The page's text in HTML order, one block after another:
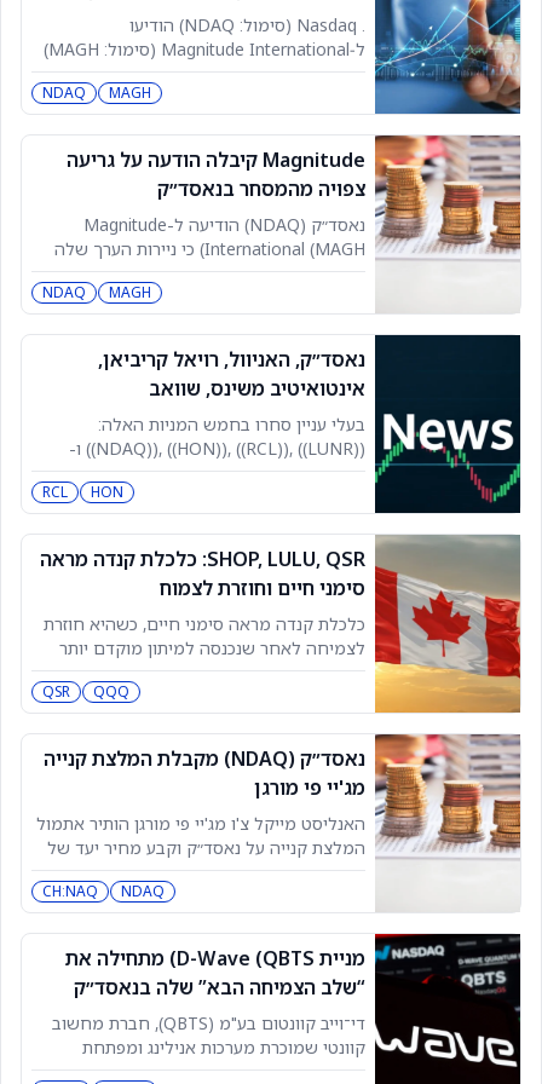
הפיננסית, גם
. Nasdaq (סימול: NDAQ) הודיעו
ל‑Magnitude International (סימול: MAGH)
שניירות הערך שלה יימחקו ממסחר ב‑Nasdaq
ב‑12 באוגוסט, אלא אם החברה תערער בפני
ועדת השימועים של רישום ניירות ערך (Listing
MAGH
NDAQ
Magnitude קיבלה הודעה על גריעה
צפויה מהמסחר בנאסד״ק
נאסד״ק (NDAQ) הודיעה ל-Magnitude
International (MAGH) כי ניירות הערך שלה
ייגרעו מהמסחר בנאסד״ק ב-12 באוגוסט, אלא
אם החברה תערער בפני פאנל השימועים של
כשירות הרישום. ניירות הערך יישארו בהשעיית
מסחר, ולא יהיו זמינים למסחר, עד להכרעה
בכל ערעור שיוגש. לאחר ההסרה מנאסד״ק,
ייתכן שניירות הערך יהיו זכאים למסחר בשוק
שמעבר
MAGH
NDAQ
נאסד״ק, האניוול, רויאל קריביאן,
אינטואיטיב משינס, שוואב
בעלי עניין סחרו בחמש המניות האלה:
((NDAQ)), ((HON)), ((RCL)), ((LUNR)) ו-
((SCHW)). הנה פירוט של העסקאות האחרונות
שלהם והשווי שלהן. נשיא פלטפורמות גישה
לשוק ההון Pc Nelson Griggs ביצע שתי
מכירות בולטות של מניית נאסד״ק. תחילה הוא
מכר 11,010 מניות בשווי של 1,060,813 דולר.
לאחר מכן הוא ביצע מכירה גדולה יותר
HON
RCL
SHOP, LULU, QSR: כלכלת קנדה מראה
סימני חיים וחוזרת לצמוח
כלכלת קנדה מראה סימני חיים, כשהיא חוזרת
לצמיחה לאחר שנכנסה למיתון מוקדם יותר
השנה. הנתונים העדכניים ביותר של
סטטיסטיקס קנדה מראים שהתוצר המקומי
הגולמי (GDP) של המדינה עלה ב-0.3% במאי.
לפי אומדן מוקדם, כלכלת קנדה צפויה לצמוח
בקצב שנתי של 3.4% ברבעון השני של השנה,
מה שמסמן התאוששות חדה
QQQ
QSR
נאסד״ק (NDAQ) מקבלת המלצת קנייה
מג'יי פי מורגן
האנליסט מייקל צ'ו מג'יי פי מורגן הותיר אתמול
המלצת קנייה על נאסד״ק וקבע מחיר יעד של
114.00 דולר. מניית החברה נסגרה אתמול
במחיר של 95.96 דולר. לפי TipRanks, צ'ו הוא
אנליסט ברמת 3 כוכבים, עם תשואה ממוצעת
מסקר את המגזר הפיננסי, ומתמקד במניות
NDAQ
CH:NAQ
מניית D-Wave (QBTS) מתחילה את
“שלב הצמיחה הבא” שלה בנאסד״ק
לקראת דוחות הרבעון השנידי־וייב קוונטום בע"מ (QBTS), חברת מחשוב
קוונטי שמוכרת מערכות אנילינג ומפתחת
טכנולוגיית gate-model, השלימה את כל